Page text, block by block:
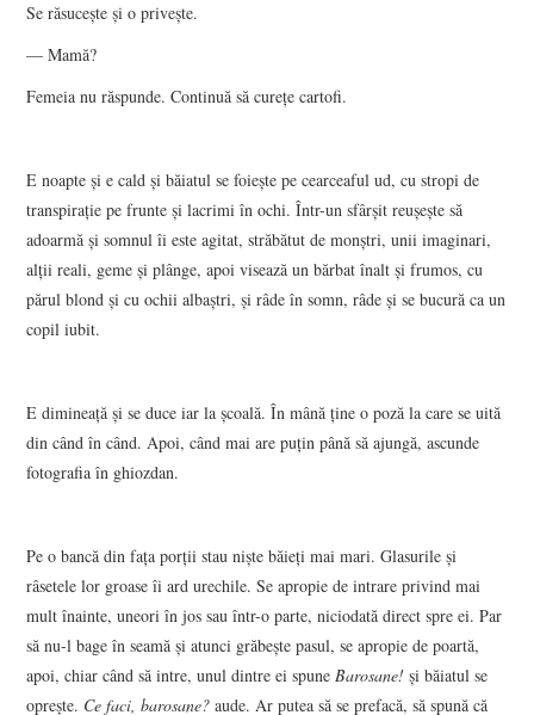
Se răsuceşte şi o priveşte.
— Mamă?
Femeia nu răspunde. Continuă să cureţe cartofi.
E noapte şi e cald şi băiatul se foieşte pe cearceaful ud, cu stropi de
transpiraţie pe frunte şi lacrimi în ochi. Într-un sfârşit reuşeşte să
adoarmă şi somnul îi este agitat, străbătut de monştri, unii imaginari,
alţii reali, geme şi plânge, apoi visează un bărbat înalt şi frumos, cu
părul blond şi cu ochii albaştri, şi râde în somn, râde şi se bucură ca un
copil iubit.
E dimineaţă şi se duce iar la şcoală. În mână ţine o poză la care se uită
din când în când. Apoi, când mai are puţin până să ajungă, ascunde
fotografia în ghiozdan.
Pe o bancă din faţa porţii stau nişte băieţi mai mari. Glasurile şi
râsetele lor groase îi ard urechile. Se apropie de intrare privind mai
mult înainte, uneori în jos sau într-o parte, niciodată direct spre ei. Par
să nu-l bage în seamă şi atunci grăbeşte pasul, se apropie de poartă,
apoi, chiar când să intre, unul dintre ei spuneBarosane! şi băiatul se
opreşte. Ce faci, barosane? aude. Ar putea să se prefacă, să spună că